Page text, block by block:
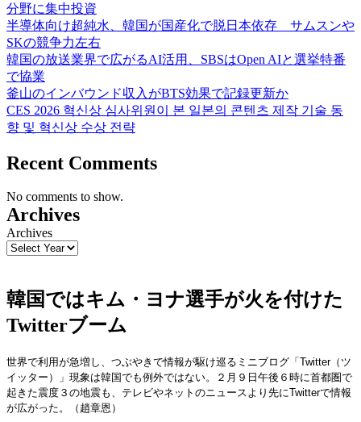
分野に集中投資
半導体向け超純水、韓国が国産化で脱日本依存 サムスンや
SKの競争力左右
韓国の放送業界で広がるAI活用、SBSはOpen AIと選挙特番
で協業
釜山のインバウンド収入がBTS効果で記録更新か
CES 2026 혁신상 심사위원이 본 일본의 콘텐츠 제작 기술 동
향 및 혁신상 수상 전략
Recent Comments
No comments to show.
Archives
Archives
韓国ではキム・ヨナ選手が火を付けた
Twitterブーム
世界で利用が急増し、つぶやきで情報が駆け巡るミニブログ「Twitter（ツ
イッター）」現象は韓国でも例外ではない。２月９日午後６時に首都圏で
起きた震度３の地震も、テレビやネットのニュースより先にTwitterで情報
が広がった。（趙章恩）